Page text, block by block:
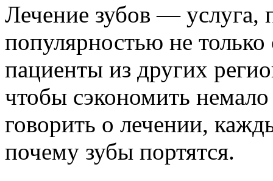
Лечение зубов — услуга,
популярностью не
пациенты из других
чтобы сэкономить
говорить о лечении,
почему зубы портятся.